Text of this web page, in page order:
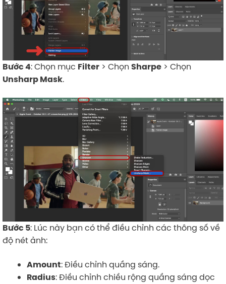
Bước 4: Chọn mục Filter > Chọn Sharpe > Chọn
Unsharp Mask.
Bước 5: Lúc này bạn có thể điều chỉnh các thông số về
độ nét ảnh:
Amount: Điều chỉnh quầng sáng.
Radius: Điều chỉnh chiều rộng quầng sáng dọc